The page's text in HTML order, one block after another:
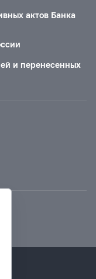
актов Банка
и перенесенных